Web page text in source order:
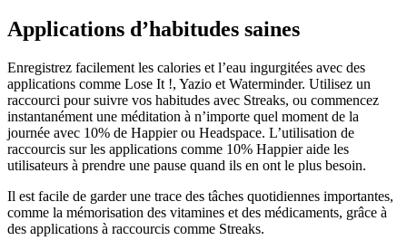
Applications d’habitudes saines
Enregistrez facilement les calories et l’eau ingurgitées avec des
applications comme Lose It !, Yazio et Waterminder. Utilisez un
raccourci pour suivre vos habitudes avec Streaks, ou commencez
instantanément une méditation à n’importe quel moment de la
journée avec 10% de Happier ou Headspace. L’utilisation de
raccourcis sur les applications comme 10% Happier aide les
utilisateurs à prendre une pause quand ils en ont le plus besoin.
Il est facile de garder une trace des tâches quotidiennes importantes,
comme la mémorisation des vitamines et des médicaments, grâce à
des applications à raccourcis comme Streaks.